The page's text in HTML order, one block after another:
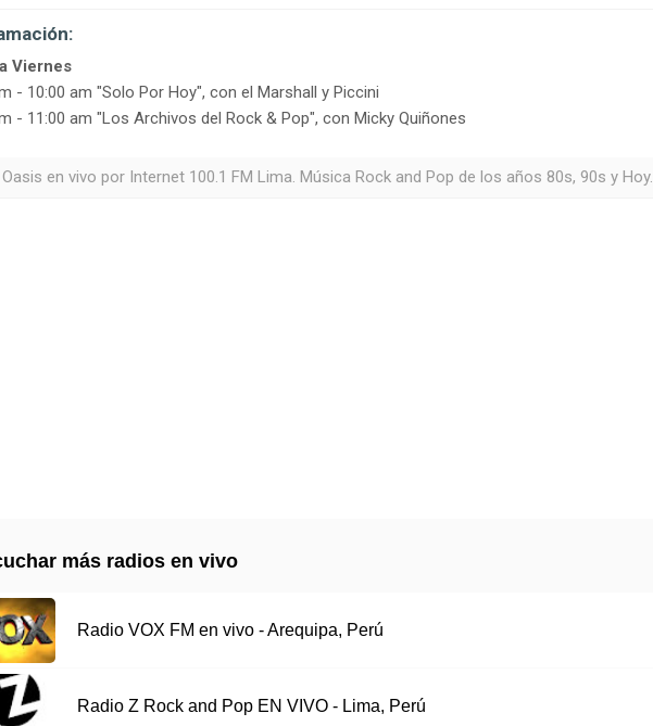
Viernes
- 10:00 am "Solo Por Hoy", con el Marshall y Piccini
- 11:00 am "Los Archivos del Rock & Pop", con Micky Quiñones
en vivo por Internet 100.1 FM Lima. Música Rock and Pop de los años 80s, 90s y Hoy.
más radios en vivo
Radio VOX FM en vivo - Arequipa, Perú
Radio Z Rock and Pop EN VIVO - Lima, Perú